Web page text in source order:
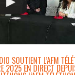
SOUTIENT L’AFM
2025 EN DIRECT